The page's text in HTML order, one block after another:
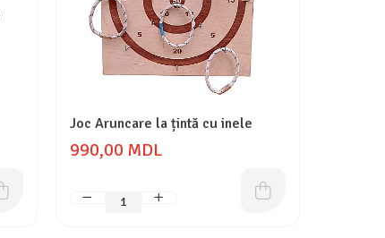
Joc Aruncare la țintă cu inele
990,00 MDL